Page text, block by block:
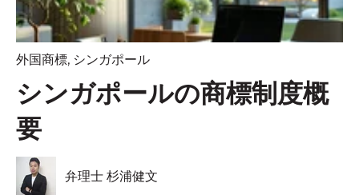
外国商標, シンガポール
シンガポールの商標制度概
要
弁理士 杉浦健文